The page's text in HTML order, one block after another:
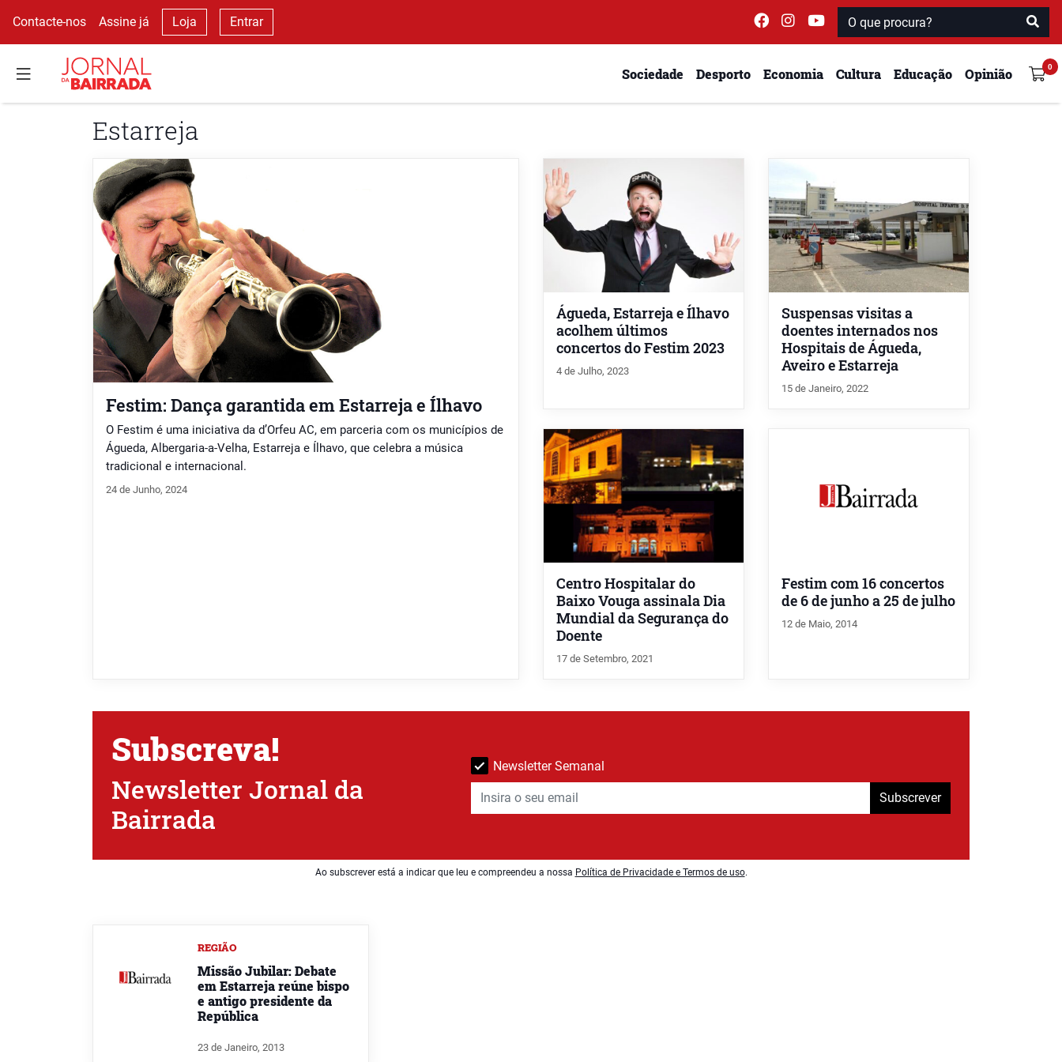
Contacte-nos Assine já Loja Entrar
Sociedade Desporto Economia Cultura Educação Opinião
Estarreja
Festim: Dança garantida em Estarreja e Ílhavo
O Festim é uma iniciativa da d’Orfeu AC, em parceria com os municípios de
Águeda, Albergaria-a-Velha, Estarreja e Ílhavo, que celebra a música
tradicional e internacional.
24 de Junho, 2024
Águeda, Estarreja e Ílhavo
acolhem últimos
concertos do Festim 2023
4 de Julho, 2023
Suspensas visitas a
doentes internados nos
Hospitais de Águeda,
Aveiro e Estarreja
15 de Janeiro, 2022
Centro Hospitalar do
Baixo Vouga assinala Dia
Mundial da Segurança do
Doente
17 de Setembro, 2021
Festim com 16 concertos
de 6 de junho a 25 de julho
12 de Maio, 2014
Subscreva!
Newsletter Jornal da
Bairrada
Newsletter Semanal
Subscrever
Ao subscrever está a indicar que leu e compreendeu a nossa Política de Privacidade e Termos de uso.
REGIÃO
Missão Jubilar: Debate
em Estarreja reúne bispo
e antigo presidente da
República
23 de Janeiro, 2013